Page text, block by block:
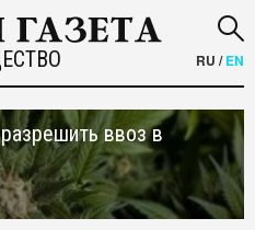
RU /EN
ввоз в